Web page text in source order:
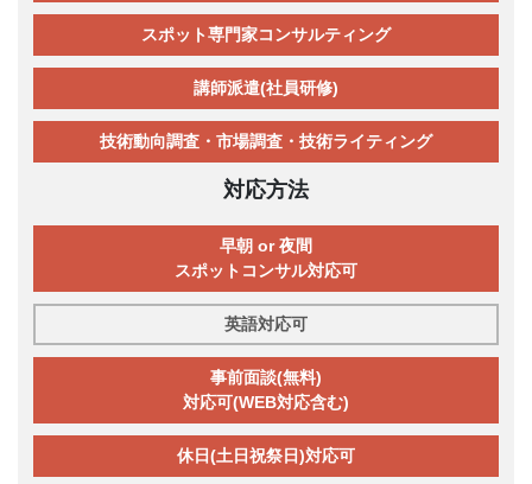
スポット専門家コンサルティング
講師派遣(社員研修)
技術動向調査・市場調査・技術ライティング
対応方法
早朝 or 夜間
スポットコンサル対応可
英語対応可
事前面談(無料)
対応可(WEB対応含む)
休日(土日祝祭日)対応可